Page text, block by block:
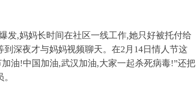
发,妈妈长时间在社区一线工作,她只好被托付给
深夜才与妈妈视频聊天。在2月14日情人节这
油!中国加油,武汉加油,大家一起杀死病毒!”还把